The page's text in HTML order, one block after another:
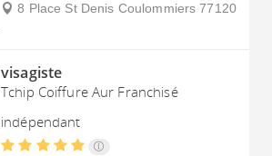
8 Place St Denis Coulommiers 77120
visagiste
Tchip Coiffure Aur Franchisé
indépendant